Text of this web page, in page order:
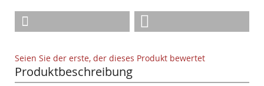
Seien Sie der erste, der dieses Produkt bewertet
Produktbeschreibung